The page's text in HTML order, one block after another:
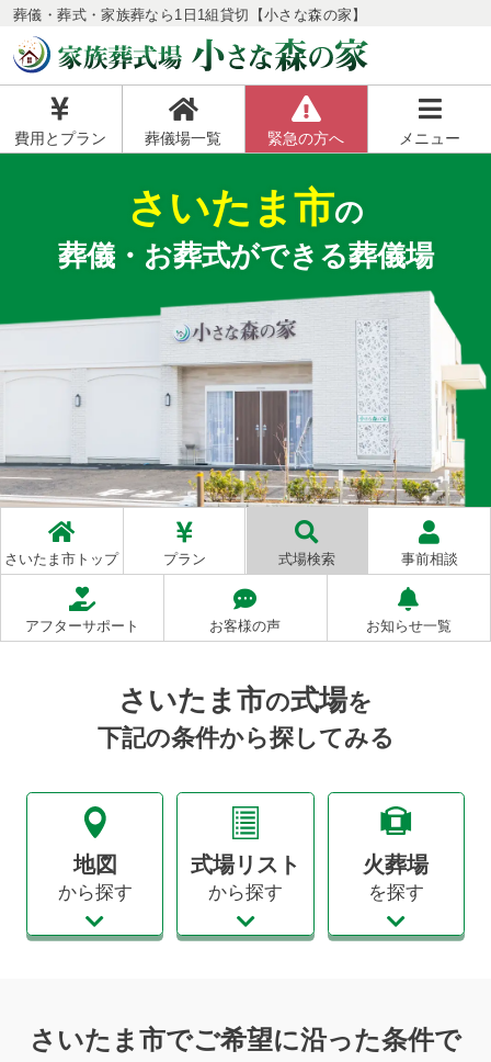
葬儀・葬式・家族葬なら1日1組貸切【小さな森の家】
費用とプラン 葬儀場一覧 緊急の方へ メニュー
さいたま市の
葬儀・お葬式ができる葬儀場
お客様
満足度98 ※2
さいたま市トップ プラン 式場検索 事前相談
アフターサポート お客様の声 お知らせ一覧
さいたま市の式場を
下記の条件から探してみる
地図
から探す
式場リスト
から探す
火葬場
を探す
さいたま市でご希望に沿った条件で